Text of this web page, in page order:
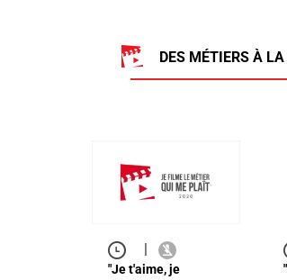
DES MÉTIERS À
"Je t'aime, je